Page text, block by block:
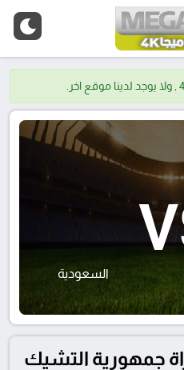
السعودية
جمهورية التشيك